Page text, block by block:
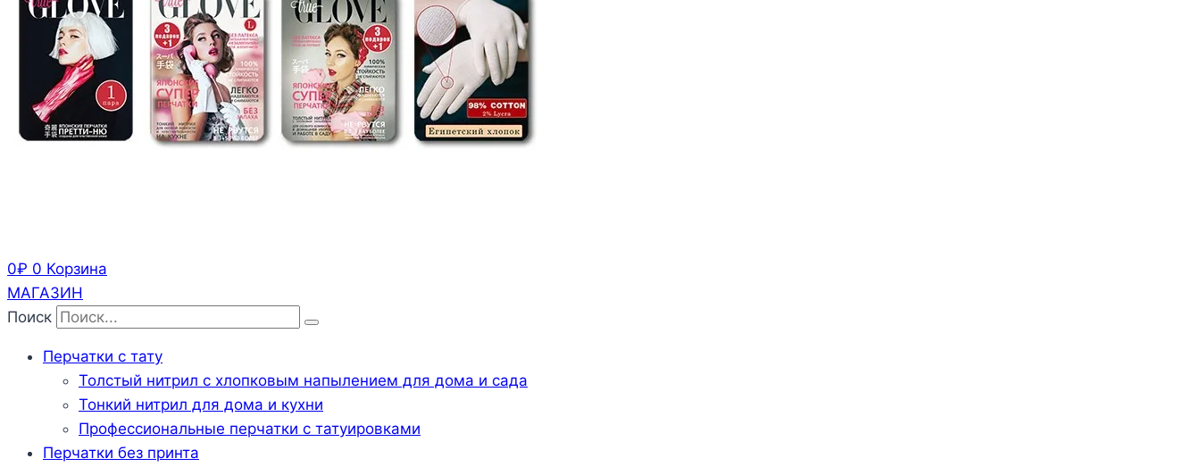
0₽ 0 Корзина
МАГАЗИН
Поиск
Перчатки с тату
Толстый нитрил с хлопковым напылением для дома и сада
Тонкий нитрил для дома и кухни
Профессиональные перчатки с татуировками
Перчатки без принта